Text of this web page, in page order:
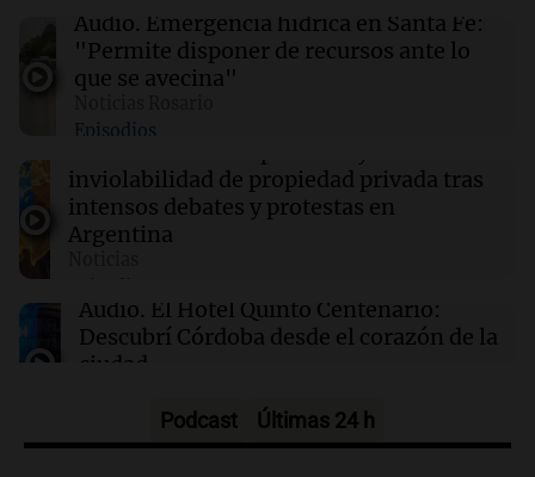
bombera cerca del Mercado de Abasto
06:27 Mundo
minorista ruso en los Urales tras reciente
06:05 Política y Economía
Senado: el Gobierno aprobó la ley de
propiedad privada, pero tuvo que quitar otro
capítulo
Audio. Emergencia hídrica en Santa Fe:
"Permite disponer de recursos ante lo
que se avecina"
Episodios
inviolabilidad de propiedad privada tras
intensos debates y protestas en
Argentina
Audio. El Hotel Quinto Centenario:
Descubrí Córdoba desde el corazón de la
ciudad
Podcast Últimas 24 h